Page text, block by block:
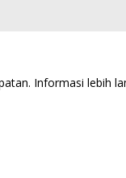
Informasi lebih